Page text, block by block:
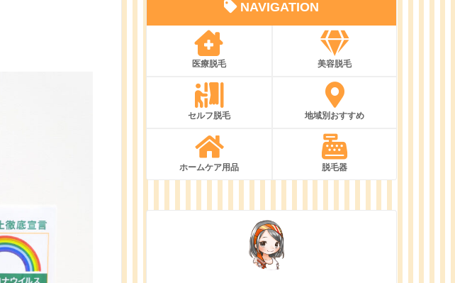
NAVIGATION
医療脱毛 美容脱毛
セルフ脱毛 地域別おすすめ
ホームケア用品 脱毛器